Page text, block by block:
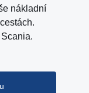
nákladní